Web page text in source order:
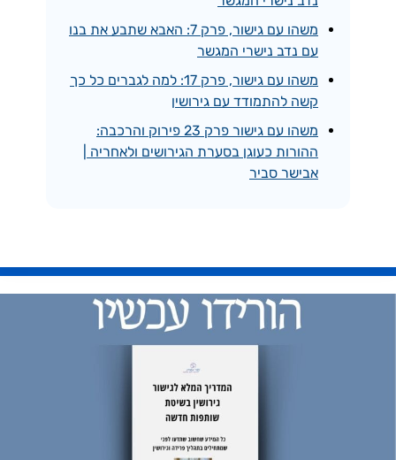
משהו עם גישור, פרק 7: האבא שתבע את בנו
עם נדב נישרי המגשר
משהו עם גישור, פרק 17: למה לגברים כל כך
קשה להתמודד עם גירושין
משהו עם גישור פרק 23 פירוק והרכבה:
ההורות כעוגן בסערת הגירושים ולאחריה |
אבישר סביר